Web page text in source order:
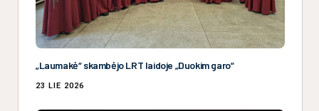
„Laumakė“ skambėjo LRT laidoje „Duokim garo“
23 LIE 2026